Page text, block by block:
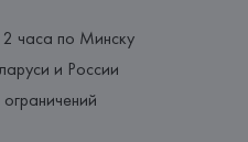
2 часа по Минску
и России